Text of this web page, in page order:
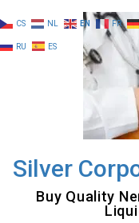
to
content
Silver
Buy Quality
CS NL EN FR
RU ES